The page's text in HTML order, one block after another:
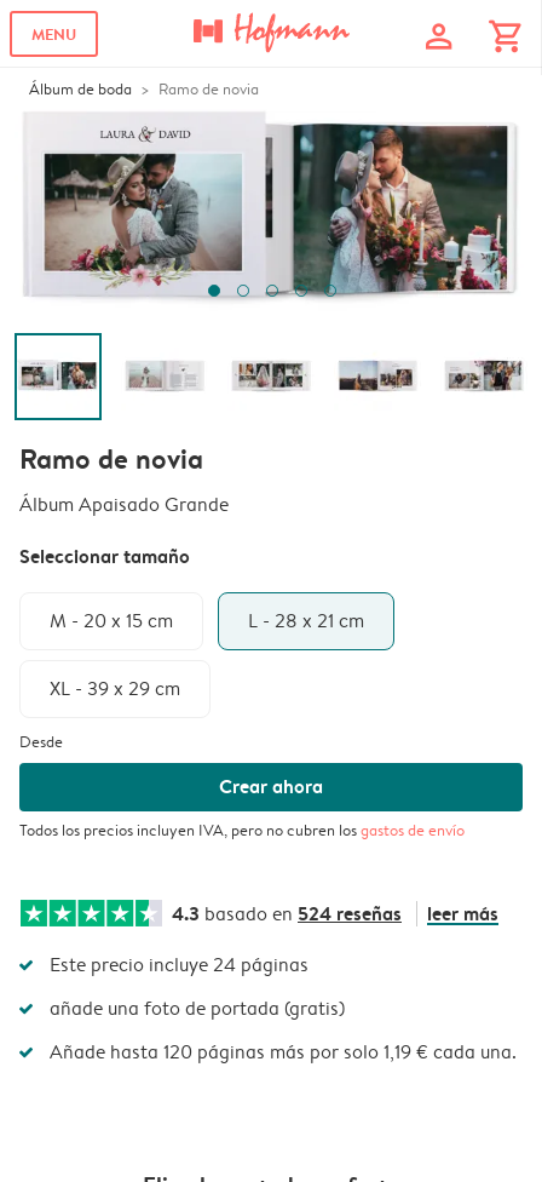
MENU profile shopping_cart
Álbum de boda Ramo de novia
Ramo de novia
Álbum Apaisado Grande
Seleccionar tamaño
M - 20 x 15 cm L - 28 x 21 cm
XL - 39 x 29 cm
Desde
Crear ahora
Todos los precios incluyen IVA, pero no cubren losgastos de envío
4.3 basado en 524 reseñas leer más
Este precio incluye 24 páginas
añade una foto de portada (gratis)
Añade hasta 120 páginas más por solo 1,19 € cada una.